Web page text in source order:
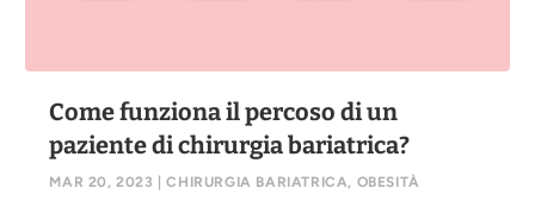
Come funziona il percoso di un
paziente di chirurgia bariatrica?
MAR 20, 2023 |CHIRURGIA BARIATRICA, OBESITÀ